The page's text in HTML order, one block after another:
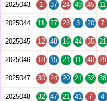
2025043 1 37 24 49 45 11
2025044 11 27 23 3 20 7
2025045 12 48 16 44 35 21
2025046 18 15 21 11 40 29
2025047 30 24 20 21 32 38
2025048 32 47 21 41 7 4